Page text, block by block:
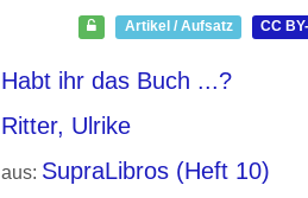
Artikel / Aufsatz CC
Habt ihr das Buch ...?
Ritter, Ulrike
aus: SupraLibros (Heft 10)